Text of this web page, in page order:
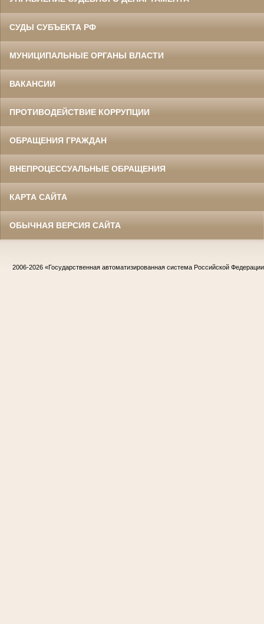
СУДЫ СУБЪЕКТА РФ
МУНИЦИПАЛЬНЫЕ ОРГАНЫ ВЛАСТИ
ВАКАНСИИ
ПРОТИВОДЕЙСТВИЕ КОРРУПЦИИ
ОБРАЩЕНИЯ ГРАЖДАН
ВНЕПРОЦЕССУАЛЬНЫЕ ОБРАЩЕНИЯ
КАРТА САЙТА
ОБЫЧНАЯ ВЕРСИЯ САЙТА
2006-2026 «Государственная автоматизированная система Российской